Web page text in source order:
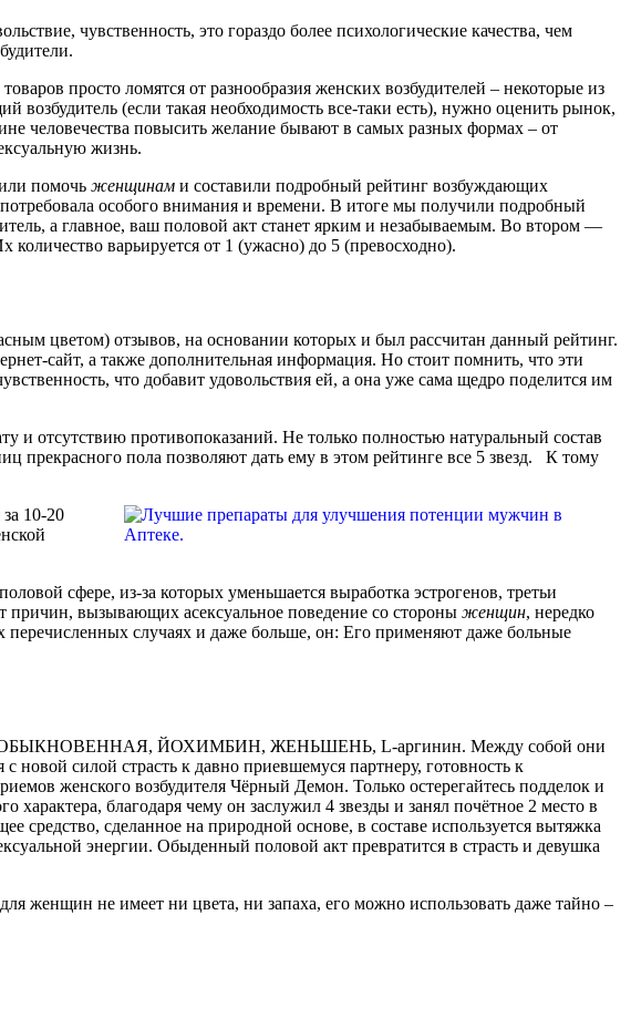
чувственность, это гораздо более психологические качества, чем
просто ломятся от разнообразия женских возбудителей – некоторые из
(если такая необходимость все-таки есть), нужно оценить рынок,
человечества повысить желание бывают в самых разных формах – от
жизнь.
помочь женщинам и составили подробный рейтинг возбуждающих
особого внимания и времени. В итоге мы получили подробный
а главное, ваш половой акт станет ярким и незабываемым. Во втором —
варьируется от 1 (ужасно) до 5 (превосходно).
цветом) отзывов, на основании которых и был рассчитан данный рейтинг.
сайт, а также дополнительная информация. Но стоит помнить, что эти
что добавит удовольствия ей, а она уже сама щедро поделится им
и отсутствию противопоказаний. Не только полностью натуральный состав
прекрасного пола позволяют дать ему в этом рейтинге все 5 звезд. К тому
10-20
сфере, из-за которых уменьшается выработка эстрогенов, третьи
причин, вызывающих асексуальное поведение со стороны женщин, нередко
перечисленных случаях и даже больше, он: Его применяют даже больные
ЙОХИМБИН, ЖЕНЬШЕНЬ, L-аргинин. Между собой они
силой страсть к давно приевшемуся партнеру, готовность к
женского возбудителя Чёрный Демон. Только остерегайтесь подделок и
благодаря чему он заслужил 4 звезды и занял почётное 2 место в
сделанное на природной основе, в составе используется вытяжка
энергии. Обыденный половой акт превратится в страсть и девушка
женщин не имеет ни цвета, ни запаха, его можно использовать даже тайно –